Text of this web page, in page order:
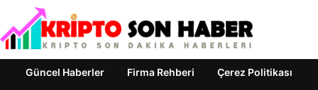
Güncel Haberler Firma Rehberi Çerez Politikası